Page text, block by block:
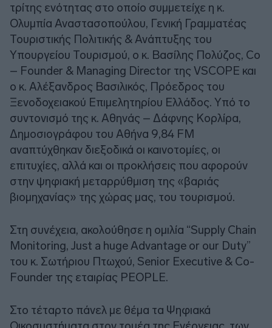
τρίτης ενότητας στο οποίο συμμετείχε η κ.
Ολυμπία Αναστασοπούλου, Γενική Γραμματέας
Τουριστικής Πολιτικής & Ανάπτυξης του
Υπουργείου Τουρισμού, ο κ. Βασίλης Πολύζος, Co
– Founder & Managing Director της VSCOPE και
ο κ. Αλέξανδρος Βασιλικός, Πρόεδρος του
Ξενοδοχειακού Επιμελητηρίου Ελλάδος. Υπό το
συντονισμό της κ. Αθηνάς – Δάφνης Κορλίρα,
Δημοσιογράφου του Αθήνα 9,84 FM
αναπτύχθηκαν διεξοδικά οι καινοτομίες, οι
επιτυχίες, αλλά και οι προκλήσεις που αφορούν
στην ψηφιακή μεταρρύθμιση της «βαριάς
βιομηχανίας» της χώρας μας, του τουρισμού.
Στη συνέχεια, ακολούθησε η ομιλία “Supply Chain
Monitoring, Just a huge Advantage or our Duty”
του κ. Σωτήριου Πτωχού, Senior Executive & Co-
Founder της εταιρίας PEOPLE.
Στο τέταρτο πάνελ με θέμα τα Ψηφιακά